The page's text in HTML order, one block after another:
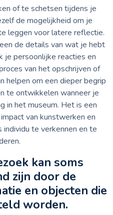
of te schetsen tijdens je
de mogelijkheid om je
leggen voor latere reflectie.
de details van wat je hebt
je persoonlijke reacties en
van het opschrijven of
helpen om een dieper begrip
te ontwikkelen wanneer je
in het museum. Het is een
van kunstwerken en
te verkennen en te
kan soms
zijn door de
en objecten die
worden.